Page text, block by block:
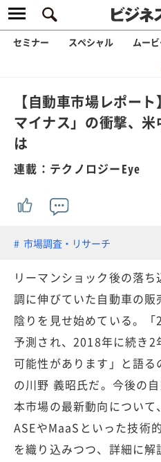
セミナー スペシャル ムー
【自動車市場レポー
マイナス」の衝撃、米
は
連載：テクノロジーEye
市場調査・リサーチ
リーマンショック後の落
調に伸びていた自動車の
陰りを見せ始めている。
予測され、2018年に続き2
可能性があります」と語
の川野 義昭氏だ。今後の
本市場の最新動向につい
ASEやMaaSといった技術
を織り込みつつ、詳細に解